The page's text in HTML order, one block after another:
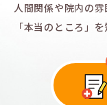
人間関係や院内の
「本当のところ」